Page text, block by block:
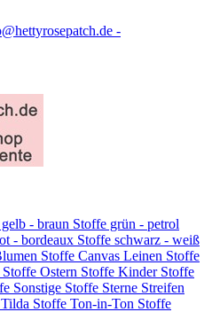
-
- braun Stoffe grün - petrol
- bordeaux Stoffe schwarz - weiß
Stoffe Canvas Leinen Stoffe
Stoffe Ostern Stoffe Kinder Stoffe
Sonstige Stoffe Sterne Streifen
Stoffe Ton-in-Ton Stoffe